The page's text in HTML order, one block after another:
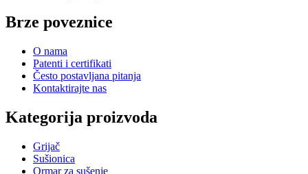
Brze poveznice
O nama
Patenti i certifikati
Često postavljana pitanja
Kontaktirajte nas
Kategorija proizvoda
Grijač
Sušionica
Ormar za sušenje